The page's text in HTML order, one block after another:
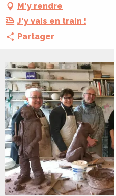
M'y rendre
J'y vais en train !
Partager